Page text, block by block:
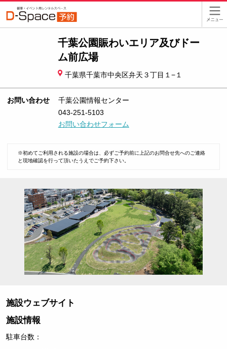
千葉公園賑わいエリア及びドー
ム前広場
千葉県千葉市中央区弁天３丁目１−１
お問い合わせ
千葉公園情報センター
043-251-5103
お問い合わせフォーム
※初めてご利用される施設の場合は、必ずご予約前に上記のお問合せ先へのご連絡
と現地確認を行って頂いたうえでご予約下さい。
施設ウェブサイト
施設情報
駐車台数：